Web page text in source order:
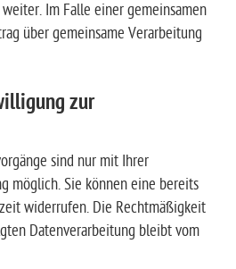
Im Falle einer gemeinsamen
über gemeinsame Verarbeitung
zur
sind nur mit Ihrer
möglich. Sie können eine bereits
widerrufen. Die Rechtmäßigkeit
Datenverarbeitung bleibt vom